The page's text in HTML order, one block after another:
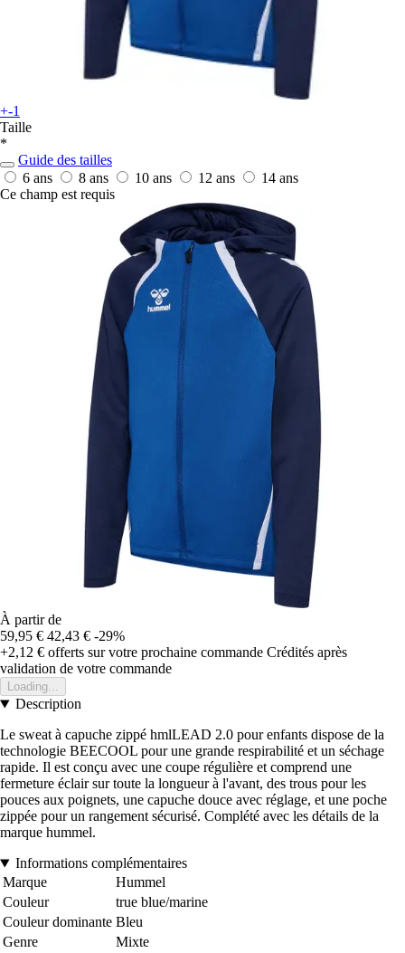
+-1
Taille
*
Guide des tailles
6 ans
8 ans 10 ans 12 ans
14 ans
Ce champ est requis
À partir de
59,95 € 42,43 € -29%
+2,12 € offerts sur votre prochaine commande Crédités après
validation de votre commande
Loading...
Description
Le sweat à capuche zippé hmlLEAD 2.0 pour enfants dispose de la
technologie BEECOOL pour une grande respirabilité et un séchage
rapide. Il est conçu avec une coupe régulière et comprend une
fermeture éclair sur toute la longueur à l'avant, des trous pour les
pouces aux poignets, une capuche douce avec réglage, et une poche
zippée pour un rangement sécurisé. Complété avec les détails de la
marque hummel.
Informations complémentaires
Marque
Hummel
Couleur
true blue/marine
Couleur dominante Bleu
Genre
Mixte